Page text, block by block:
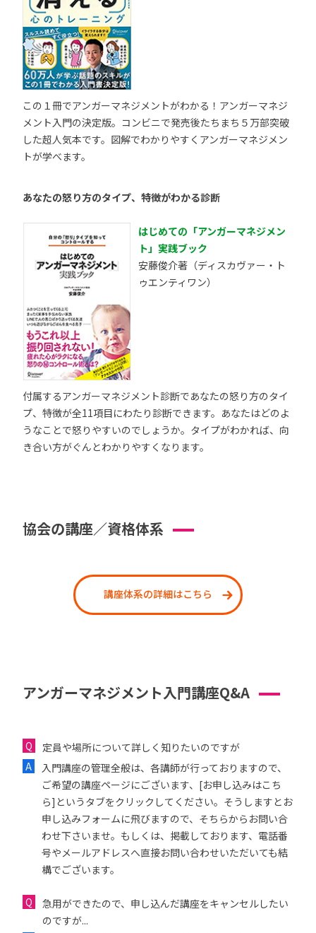
この１冊でアンガーマネジメントがわかる！アンガーマネジ
メント入門の決定版。コンビニで発売後たちまち５万部突破
した超人気本です。図解でわかりやすくアンガーマネジメン
トが学べます。
あなたの怒り方のタイプ、特徴がわかる診断
はじめての「アンガーマネジメン
ト」実践ブック
安藤俊介著（ディスカヴァー・ト
ゥエンティワン）
付属するアンガーマネジメント診断であなたの怒り方のタイ
プ、特徴が全11項目にわたり診断できます。あなたはどのよ
うなことで怒りやすいのでしょうか。タイプがわかれば、向
き合い方がぐんとわかりやすくなります。
協会の講座／資格体系
講座体系の詳細はこちら
アンガーマネジメント入門講座Q&A
定員や場所について詳しく知りたいのですが
入門講座の管理全般は、各講師が行っておりますので、
ご希望の講座ページにございます、[お申し込みはこち
ら]というタブをクリックしてください。そうしますとお
申し込みフォームに飛びますので、そちらからお問い合
わせ下さいませ。もしくは、掲載しております、電話番
号やメールアドレスへ直接お問い合わせいただいても結
構でございます。
急用ができたので、申し込んだ講座をキャンセルしたい
のですが...